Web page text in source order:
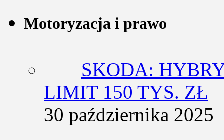
Motoryzacja i prawo
SKODA:
LIMIT 150 TYS. ZŁ
30 października 2025